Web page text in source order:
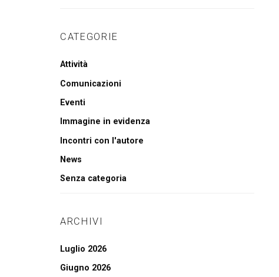
CATEGORIE
Attività
Comunicazioni
Eventi
Immagine in evidenza
Incontri con l'autore
News
Senza categoria
ARCHIVI
Luglio 2026
Giugno 2026